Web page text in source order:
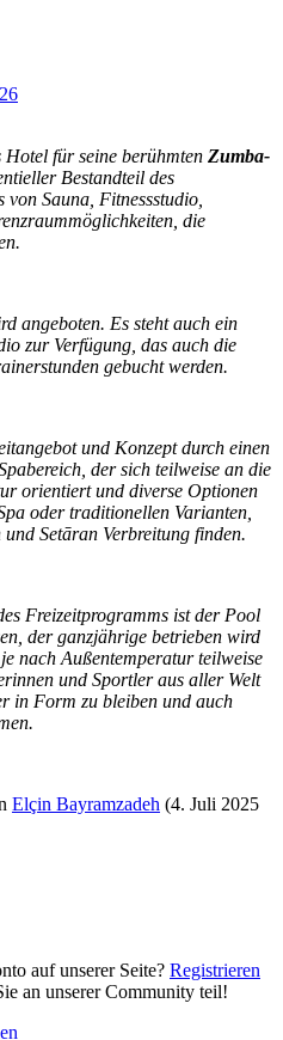
Hotel für seine berühmten Zumba-
Bestandteil des
Sauna, Fitnessstudio,
die
angeboten. Es steht auch ein
zur Verfügung, das auch die
gebucht werden.
und Konzept durch einen
der sich teilweise an die
orientiert und diverse Optionen
oder traditionellen Varianten,
Setāran Verbreitung finden.
Freizeitprogramms ist der Pool
der ganzjährige betrieben wird
nach Außentemperatur teilweise
und Sportler aus aller Welt
in Form zu bleiben und auch
Elçin Bayramzadeh (4. Juli 2025
auf unserer Seite? Registrieren
an unserer Community teil!